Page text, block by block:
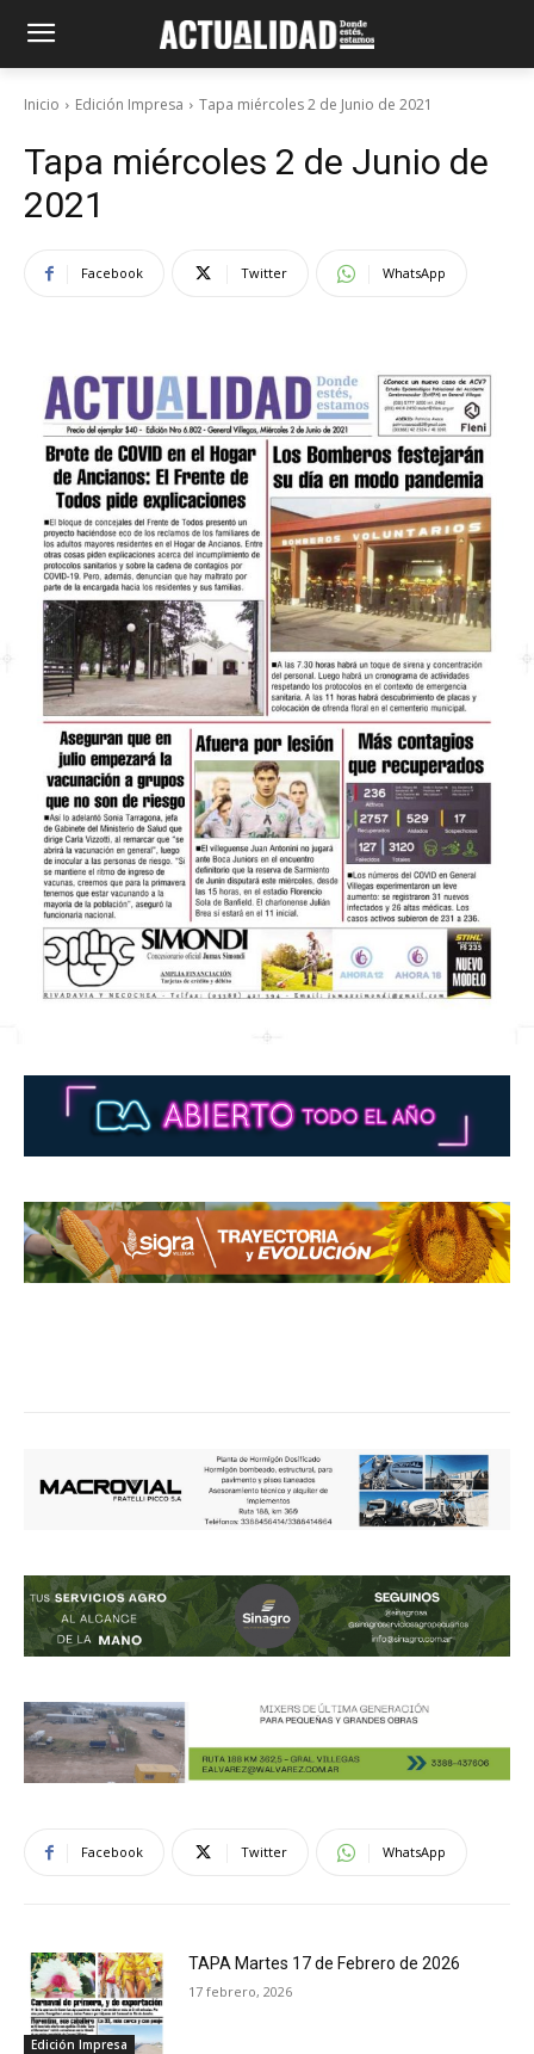
Inicio Edición Impresa Tapa miércoles 2 de Junio de 2021
Tapa miércoles 2 de Junio de
2021
Facebook Twitter WhatsApp
Facebook Twitter WhatsApp
Edición Impresa
TAPA Martes 17 de Febrero de 2026
17 febrero, 2026